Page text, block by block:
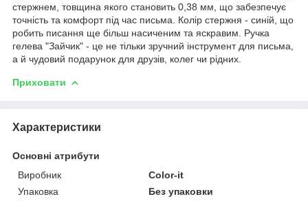
стержнем, товщина якого становить 0,38 мм, що забезпечує
точність та комфорт під час письма. Колір стержня - синій, що
робить писання ще більш насиченим та яскравим. Ручка
гелева "Зайчик" - це не тільки зручний інструмент для письма,
а й чудовий подарунок для друзів, колег чи рідних.
Приховати
Характеристики
Основні атрибути
Виробник
Color-it
Упаковка
Без упаковки